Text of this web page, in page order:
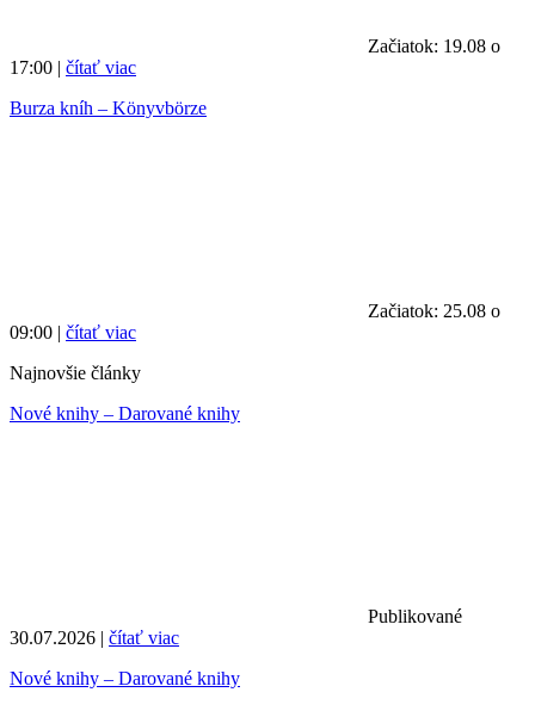
Začiatok: 19.08 o
17:00 | čítať viac
Burza kníh – Könyvbörze
Začiatok: 25.08 o
09:00 | čítať viac
Najnovšie články
Nové knihy – Darované knihy
Publikované
30.07.2026 | čítať viac
Nové knihy – Darované knihy